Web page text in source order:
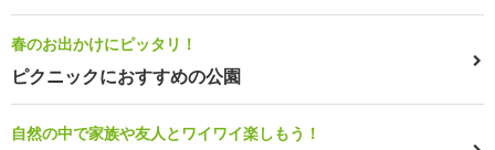
春のお出かけにピッタリ！
ピクニックにおすすめの公園
自然の中で家族や友人とワイワイ楽しもう！